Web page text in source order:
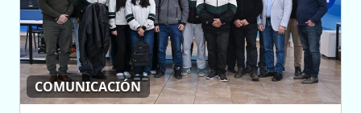
COMUNICACIÓN